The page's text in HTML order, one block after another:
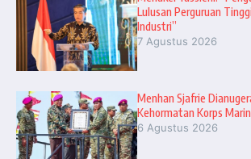
Lulusan Perguruan
Industri”
7 Agustus 2026
Menhan Sjafrie
Kehormatan Korps
6 Agustus 2026